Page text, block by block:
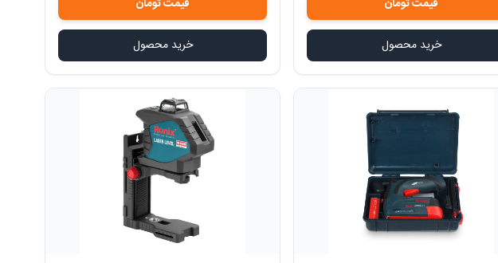
قیمتتومان
خرید محصول
قیمتتومان
خرید محصول